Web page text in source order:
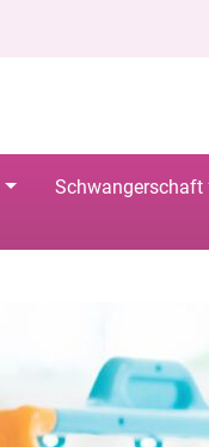
Schwangerschaft